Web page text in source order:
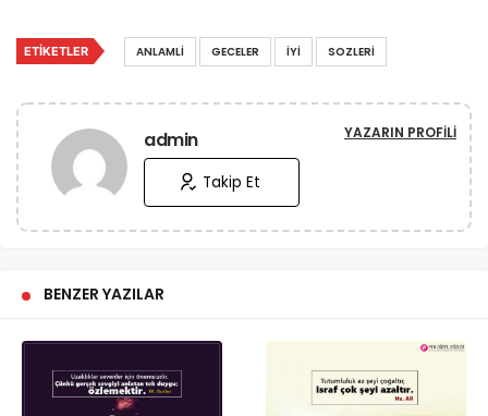
ETIKETLER ANLAMLI GECELER İYI SOZLERI
admin YAZARIN PROFILI
Takip Et
BENZER YAZILAR